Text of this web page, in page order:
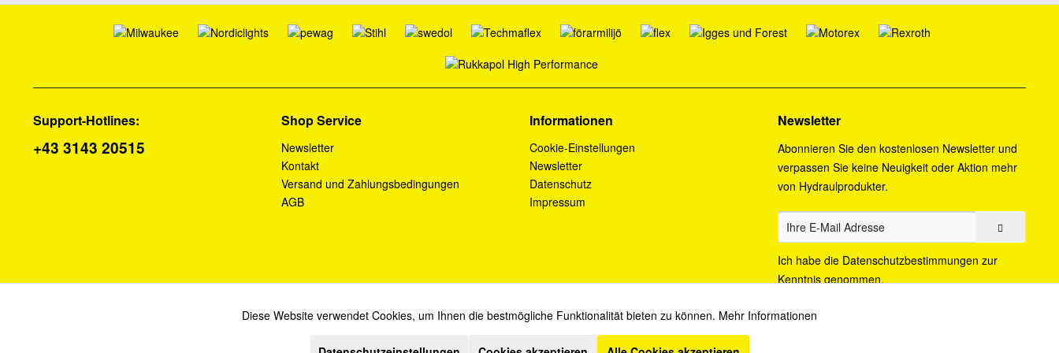
Support-Hotlines:
+43 3143 20515
Shop Service
Newsletter
Kontakt
Versand und Zahlungsbedingungen
AGB
Informationen
Cookie-Einstellungen
Newsletter
Datenschutz
Impressum
Newsletter
Abonnieren Sie den kostenlosen Newsletter und
verpassen Sie keine Neuigkeit oder Aktion mehr
von Hydraulprodukter.
Ich habe die Datenschutzbestimmungen zur
Kenntnis genommen.
Diese Website verwendet Cookies, um Ihnen die bestmögliche Funktionalität bieten zu können. Mehr Informationen